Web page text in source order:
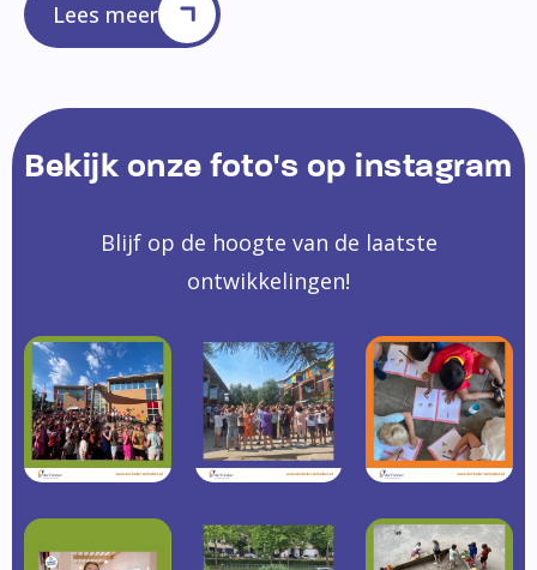
Lees meer
Bekijk onze foto's op instagram
Blijf op de hoogte van de laatste
ontwikkelingen!